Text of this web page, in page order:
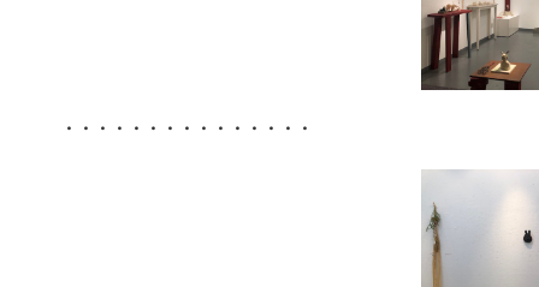
・・・・・・・・・・・・・・・